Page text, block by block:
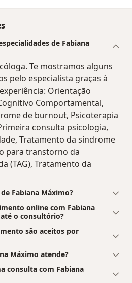
de Fabiana
Te mostramos alguns
pelo especialista graças à
Orientação
Comportamental,
de burnout, Psicoterapia
consulta psicologia,
Tratamento da síndrome
para transtorno da
(TAG), Tratamento da
Fabiana Máximo?
online com Fabiana
o consultório?
são aceitos por
Máximo atende?
consulta com Fabiana